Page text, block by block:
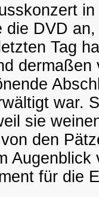
die DVD
Tag
war.
sie
den
für die